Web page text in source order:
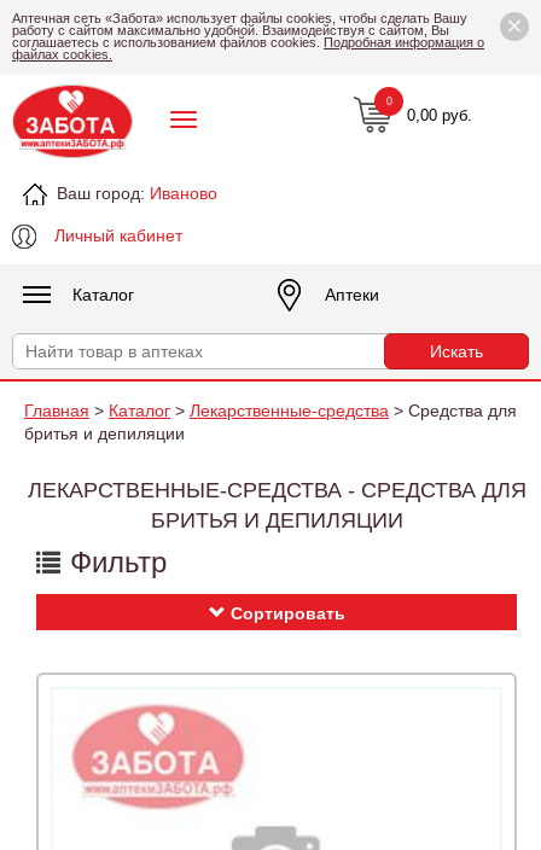
×
Аптечная сеть «Забота» использует файлы cookies, чтобы сделать Вашу
работу с сайтом максимально удобной. Взаимодействуя с сайтом, Вы
соглашаетесь с использованием файлов cookies. Подробная информация о
файлах cookies.
Ваш город: Иваново
Личный кабинет
0,00 руб.
0
Каталог Аптеки
Главная > Каталог > Лекарственные-средства > Средства для
бритья и депиляции
ЛЕКАРСТВЕННЫЕ-СРЕДСТВА - СРЕДСТВА ДЛЯ
БРИТЬЯ И ДЕПИЛЯЦИИ
Фильтр
Сортировать